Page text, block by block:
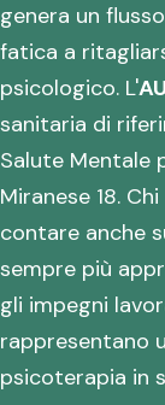
genera un
fatica a
psicologico. L'
sanitaria di
Salute Mentale
Miranese 18.
contare anche
sempre più
gli impegni
rappresentano
psicoterapia in